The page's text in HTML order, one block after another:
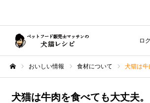
ロ
おいしい情報 食材について 犬猫は牛肉を食べても大
犬猫は牛肉を食べても大丈夫